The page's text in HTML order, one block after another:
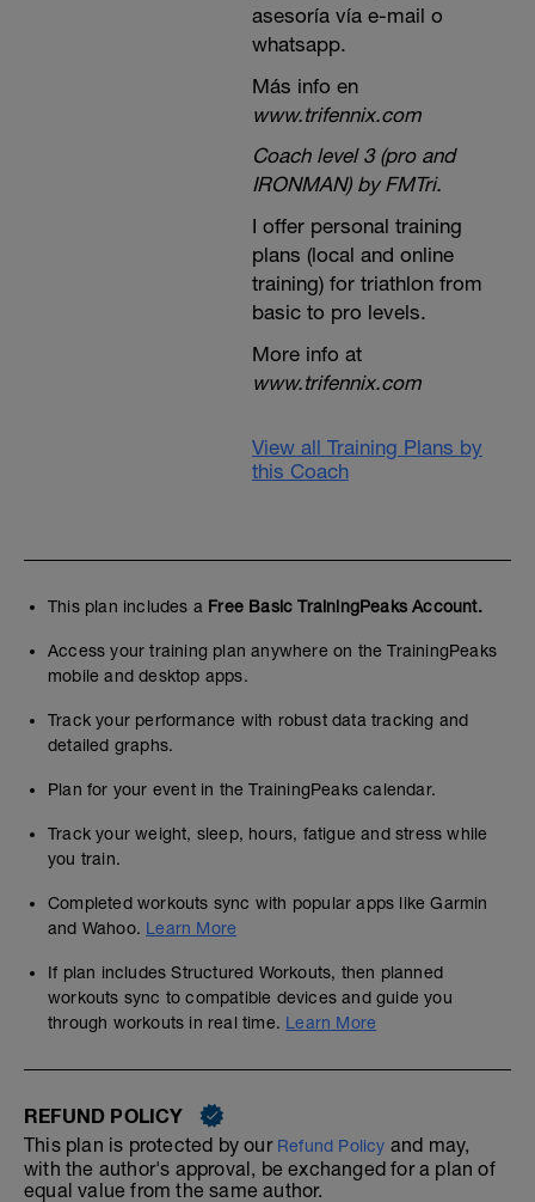
asesoría vía e-mail o
whatsapp.
Más info en
www.trifennix.com
Coach level 3 (pro and
IRONMAN) by FMTri.
I offer personal training
plans (local and online
training) for triathlon from
basic to pro levels.
More info at
www.trifennix.com
View all Training Plans by
this Coach
This plan includes a Free Basic TrainingPeaks Account.
Access your training plan anywhere on the TrainingPeaks
mobile and desktop apps.
Track your performance with robust data tracking and
detailed graphs.
Plan for your event in the TrainingPeaks calendar.
Track your weight, sleep, hours, fatigue and stress while
you train.
Completed workouts sync with popular apps like Garmin
and Wahoo. Learn More
If plan includes Structured Workouts, then planned
workouts sync to compatible devices and guide you
through workouts in real time. Learn More
REFUND POLICY
This plan is protected by our Refund Policy and may,
with the author's approval, be exchanged for a plan of
equal value from the same author.